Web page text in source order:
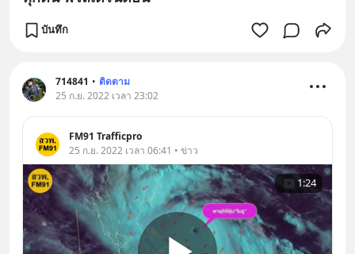
บันทึก
714841 • ติดตาม
25 ก.ย. 2022 เวลา 23:02
FM91 Trafficpro
25 ก.ย. 2022 เวลา 06:41 • ข่าว
1:24